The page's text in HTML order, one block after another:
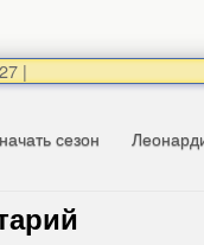
|
сезон